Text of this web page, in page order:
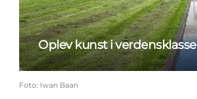
Oplev kunst i verdensklasse
Foto: Iwan Baan